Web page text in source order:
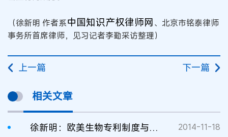
（徐新明 作者系中国知识产权律师网、北京市铭泰律师
事务所首席律师，见习记者李勤采访整理）
上一篇 下一篇
相关文章
徐新明：欧美生物专利制度与中国的差异 2014-11-18